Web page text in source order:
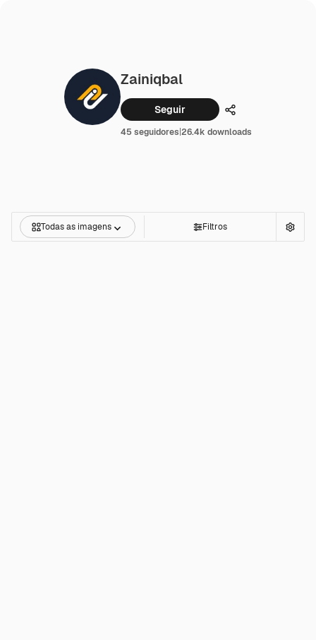
Zainiqbal
Seguir Compartilhar
45 seguidores|26.4k downloads
Todas as imagens Filtros